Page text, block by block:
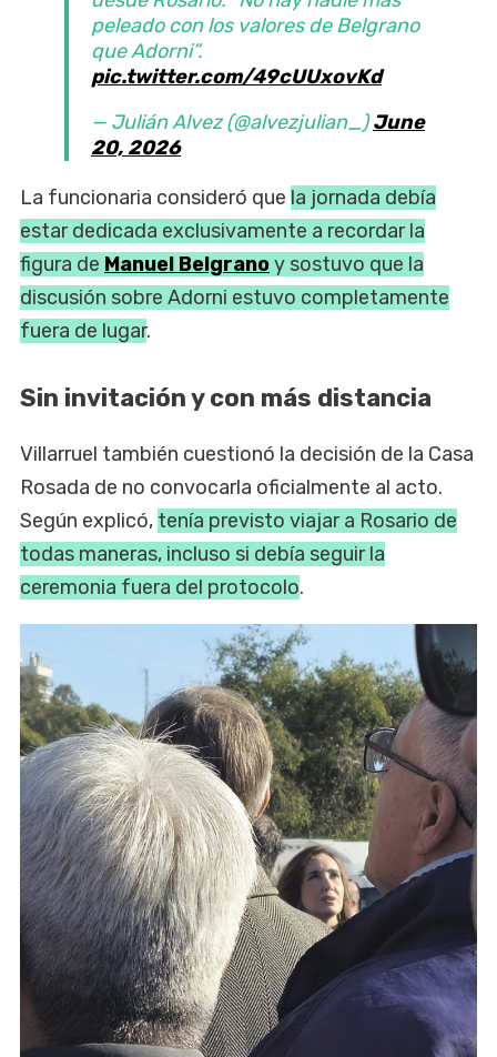
peleado con los valores de Belgrano
que Adorni”.
pic.twitter.com/49cUUxovKd
— Julián Alvez (@alvezjulian_)June
20, 2026
La funcionaria consideró que la jornada debía
estar dedicada exclusivamente a recordar la
figura de Manuel Belgranoy sostuvo que la
discusión sobre Adorni estuvo completamente
fuera de lugar.
Sin invitación y con más distancia
Villarruel también cuestionó la decisión de la Casa
Rosada de no convocarla oficialmente al acto.
Según explicó, tenía previsto viajar a Rosario de
todas maneras, incluso si debía seguir la
ceremonia fuera del protocolo.